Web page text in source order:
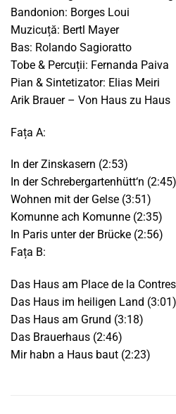
Bandonion: Borges Loui
Muzicuță: Bertl Mayer
Bas: Rolando Sagioratto
Tobe & Percuții: Fernanda Paiva
Pian & Sintetizator: Elias Meiri
Arik Brauer – Von Haus zu Haus
Fața A:
In der Zinskasern (2:53)
In der Schrebergartenhütt‘n (2:45)
Wohnen mit der Gelse (3:51)
Komunne ach Komunne (2:35)
In Paris unter der Brücke (2:56)
Fața B:
Das Haus am Place de la
Das Haus im heiligen Land (3:01)
Das Haus am Grund (3:18)
Das Brauerhaus (2:46)
Mir habn a Haus baut (2:23)